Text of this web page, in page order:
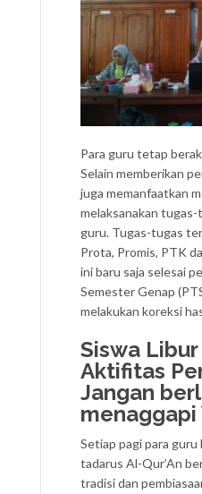
Para guru tetap
Selain memberikan
juga memanfaatkan
melaksanakan
guru. Tugas-tugas
Prota, Promis, PTK
ini baru saja selesai
Semester Genap
melakukan koreksi
Siswa
Aktifitas
Jangan
menaggapi
Setiap pagi para guru
tadarus Al-Qur’An
tradisi dan